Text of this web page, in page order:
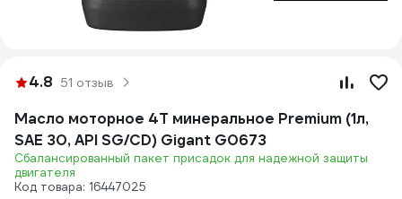
4.8 51 отзыв
Масло моторное 4Т минеральное Premium (1л,
SAE 30, API SG/CD) Gigant G0673
Сбалансированный пакет присадок для надежной защиты
двигателя
Код товара: 16447025